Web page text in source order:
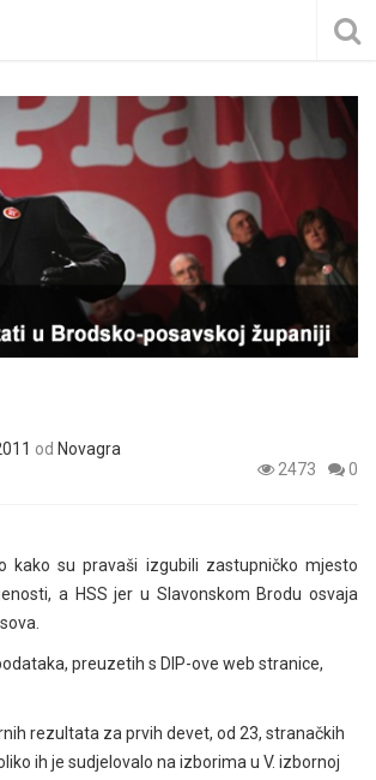
od Novagra
2473
0
kako su pravaši izgubili zastupničko mjesto
a HSS jer u Slavonskom Brodu osvaja
preuzetih s DIP-ove web stranice,
rezultata za prvih devet, od 23, stranačkih
ih je sudjelovalo na izborima u V. izbornoj